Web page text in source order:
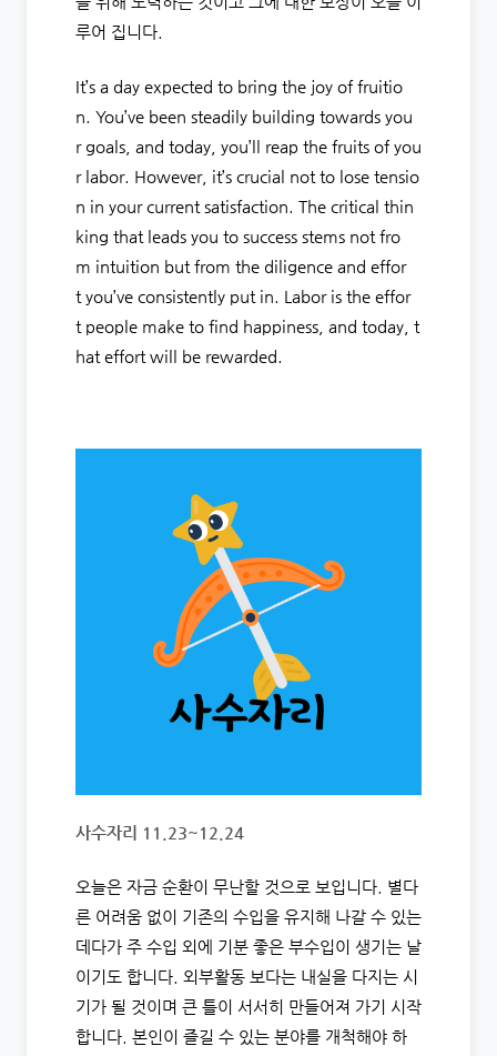
루어 집니다.
It’s a day expected to bring the joy of fruitio
n. You’ve been steadily building towards you
r goals, and today, you’ll reap the fruits of you
r labor. However, it’s crucial not to lose tensio
n in your current satisfaction. The critical thin
king that leads you to success stems not fro
m intuition but from the diligence and effor
t you’ve consistently put in. Labor is the effor
t people make to find happiness, and today, t
hat effort will be rewarded.
사수자리 11.23~12.24
오늘은 자금 순환이 무난할 것으로 보입니다. 별다
른 어려움 없이 기존의 수입을 유지해 나갈 수 있는
데다가 주 수입 외에 기분 좋은 부수입이 생기는 날
이기도 합니다. 외부활동 보다는 내실을 다지는 시
기가 될 것이며 큰 틀이 서서히 만들어져 가기 시작
합니다. 본인이 즐길 수 있는 분야를 개척해야 하